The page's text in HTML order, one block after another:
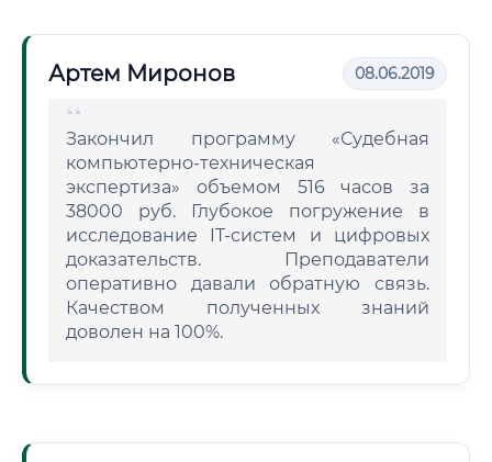
Артем Миронов 08.06.2019
Закончил программу «Судебная
компьютерно-техническая
экспертиза» объемом 516 часов за
38000 руб. Глубокое погружение в
исследование IT-систем и цифровых
доказательств. Преподаватели
оперативно давали обратную связь.
Качеством полученных знаний
доволен на 100%.